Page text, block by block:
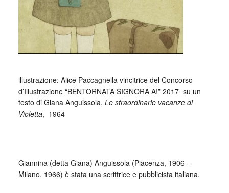
illustrazione: Alice Paccagnella vincitrice del Concorso
d’Illustrazione “BENTORNATA SIGNORA A!” 2017 su un
testo di Giana Anguissola, Le straordinarie vacanze di
Violetta, 1964
Giannina (detta Giana) Anguissola (Piacenza, 1906 –
Milano, 1966) è stata una scrittrice e pubblicista italiana.